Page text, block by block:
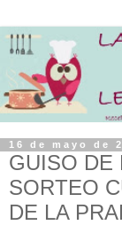
16 de mayo de
GUISO DE
SORTEO
DE LA